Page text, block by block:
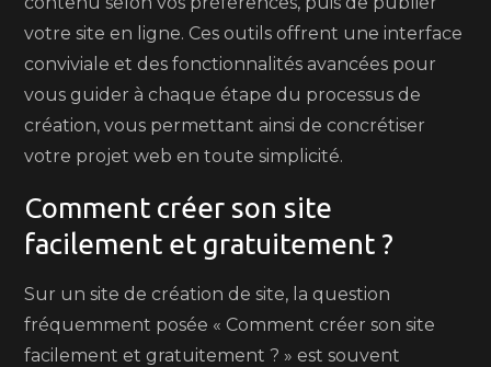
votre site en ligne. Ces outils offrent une interface
conviviale et des fonctionnalités avancées pour
vous guider à chaque étape du processus de
création, vous permettant ainsi de concrétiser
votre projet web en toute simplicité.
Comment créer son site
facilement et gratuitement ?
Sur un site de création de site, la question
fréquemment posée « Comment créer son site
facilement et gratuitement ? » est souvent